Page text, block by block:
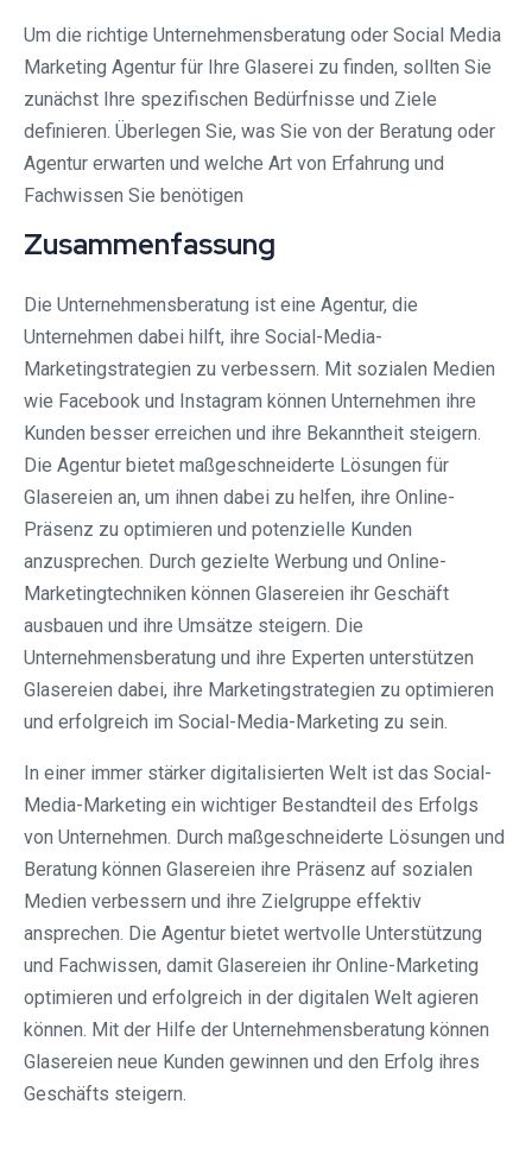
Um die richtige Unternehmensberatung oder Social Media
Marketing Agentur für Ihre Glaserei zu finden, sollten Sie
zunächst Ihre spezifischen Bedürfnisse und Ziele
definieren. Überlegen Sie, was Sie von der Beratung oder
Agentur erwarten und welche Art von Erfahrung und
Fachwissen Sie benötigen
Zusammenfassung
Die Unternehmensberatung ist eine Agentur, die
Unternehmen dabei hilft, ihre Social-Media-
Marketingstrategien zu verbessern. Mit sozialen Medien
wie Facebook und Instagram können Unternehmen ihre
Kunden besser erreichen und ihre Bekanntheit steigern.
Die Agentur bietet maßgeschneiderte Lösungen für
Glasereien an, um ihnen dabei zu helfen, ihre Online-
Präsenz zu optimieren und potenzielle Kunden
anzusprechen. Durch gezielte Werbung und Online-
Marketingtechniken können Glasereien ihr Geschäft
ausbauen und ihre Umsätze steigern. Die
Unternehmensberatung und ihre Experten unterstützen
Glasereien dabei, ihre Marketingstrategien zu optimieren
und erfolgreich im Social-Media-Marketing zu sein.
In einer immer stärker digitalisierten Welt ist das Social-
Media-Marketing ein wichtiger Bestandteil des Erfolgs
von Unternehmen. Durch maßgeschneiderte Lösungen und
Beratung können Glasereien ihre Präsenz auf sozialen
Medien verbessern und ihre Zielgruppe effektiv
ansprechen. Die Agentur bietet wertvolle Unterstützung
und Fachwissen, damit Glasereien ihr Online-Marketing
optimieren und erfolgreich in der digitalen Welt agieren
können. Mit der Hilfe der Unternehmensberatung können
Glasereien neue Kunden gewinnen und den Erfolg ihres
Geschäfts steigern.